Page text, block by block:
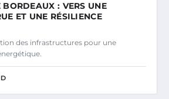
BORDEAUX : VERS UNE
ET UNE RÉSILIENCE
des infrastructures pour une